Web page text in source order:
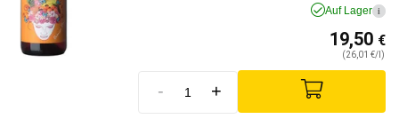
Auf Lager i
19,50 €
(26,01 €/l)
- +